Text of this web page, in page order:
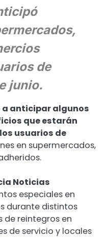
de
junio.
a anticipar algunos
que estarán
usuarios de
en supermercados,
Noticias
especiales en
durante distintos
de reintegros en
de servicio y locales